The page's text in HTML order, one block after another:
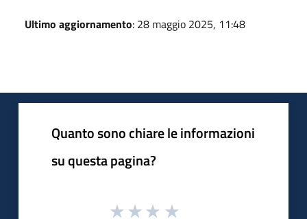
Ultimo aggiornamento: 28 maggio 2025, 11:48
Quanto sono chiare le informazioni
su questa pagina?